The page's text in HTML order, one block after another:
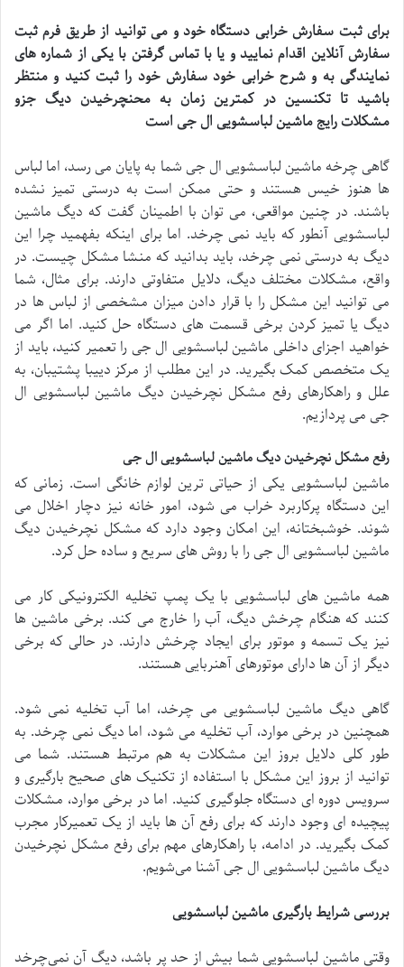
برای ثبت سفارش خرابی دستگاه خود و می توانید از طریق فرم ثبت
سفارش آنلاین اقدام نمایید و یا با تماس گرفتن با یکی از شماره های
نمایندگی به و شرح خرابی خود سفارش خود را ثبت کنید و منتظر
باشید تا تکنسین در کمترین زمان به محنچرخیدن دیگ جزو
مشکلات رایج ماشین لباسشویی ال جی است
گاهی چرخه ماشین لباسشویی ال جی شما به پایان می ‌رسد، اما لباس
‌ها هنوز خیس هستند و حتی ممکن است به درستی تمیز نشده
باشند. در چنین مواقعی، می ‌توان با اطمینان گفت که دیگ ماشین
لباسشویی آنطور که باید نمی چرخد. اما برای اینکه بفهمید چرا این
دیگ به درستی نمی چرخد، باید بدانید که منشا مشکل چیست. در
واقع، مشکلات مختلف دیگ، دلایل متفاوتی دارند. برای مثال، شما
می توانید این مشکل را با قرار دادن میزان مشخصی از لباس ها در
دیگ یا تمیز کردن برخی قسمت های دستگاه حل کنید. اما اگر می‌
خواهید اجزای داخلی ماشین لباسشویی ال جی را تعمیر کنید، باید از
یک متخصص کمک بگیرید. در این مطلب از مرکز دییبا پشتیبان، به
علل و راهکارهای رفع مشکل نچرخیدن دیگ ماشین لباسشویی ال
جی می‌ پردازیم.
رفع مشکل نچرخیدن دیگ ماشین لباسشویی ال جی
ماشین لباسشویی یکی از حیاتی ترین لوازم خانگی است. زمانی که
این دستگاه پرکاربرد خراب می شود، امور خانه نیز دچار اخلال می‌
شوند. خوشبختانه، این امکان وجود دارد که مشکل نچرخیدن دیگ
ماشین لباسشویی ال جی ​​را با روش های سریع و ساده حل کرد.
همه ماشین های لباسشویی با یک پمپ تخلیه الکترونیکی کار می
‌کنند که هنگام چرخش دیگ، آب را خارج می ‌کند. برخی ماشین ‌ها
نیز یک تسمه و موتور برای ایجاد چرخش دارند. در حالی که برخی
دیگر از آن ها دارای موتورهای آهنربایی هستند.
گاهی دیگ ماشین لباسشویی می چرخد، اما آب تخلیه نمی شود.
همچنین در برخی موارد، آب تخلیه می شود، اما دیگ نمی چرخد. به
طور کلی دلایل بروز این مشکلات به هم مرتبط هستند. شما می
‌توانید از بروز این مشکل با استفاده از تکنیک‌ های صحیح بارگیری و
سرویس دوره ای دستگاه جلوگیری کنید. اما در برخی موارد، مشکلات
پیچیده ای وجود دارند که برای رفع آن ها باید از یک تعمیرکار مجرب
کمک بگیرید. در ادامه، با راهکارهای مهم برای رفع مشکل نچرخیدن
دیگ ماشین لباسشویی ال جی آشنا می‌شویم.
بررسی شرایط بارگیری ماشین لباسشویی
وقتی ماشین لباسشویی شما بیش از حد پر باشد، دیگ آن نمی‌چرخد